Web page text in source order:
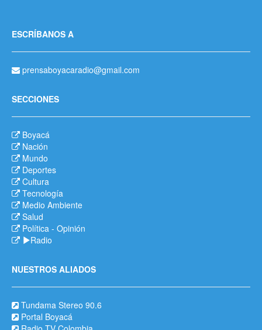
ESCRÍBANOS A
prensaboyacaradio@gmail.com
SECCIONES
Boyacá
Nación
Mundo
Deportes
Cultura
Tecnología
Medio Ambiente
Salud
Política - Opinión
Radio
NUESTROS ALIADOS
Tundama Stereo 90.6
Portal Boyacá